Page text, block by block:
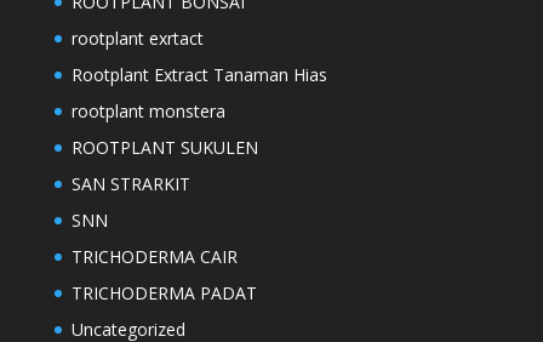
rootplant exrtact
Rootplant Extract Tanaman Hias
rootplant monstera
ROOTPLANT SUKULEN
SAN STRARKIT
SNN
TRICHODERMA CAIR
TRICHODERMA PADAT
Uncategorized